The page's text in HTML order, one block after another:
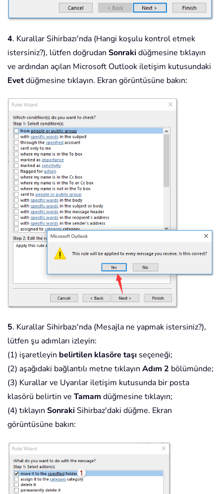
4. Kurallar Sihirbazı'nda (Hangi koşulu kontrol etmek
istersiniz?), lütfen doğrudan Sonraki düğmesine tıklayın
ve ardından açılan Microsoft Outlook iletişim kutusundaki
Evetdüğmesine tıklayın. Ekran görüntüsüne bakın:
5. Kurallar Sihirbazı'nda (Mesajla ne yapmak istersiniz?),
lütfen şu adımları izleyin:
(1) işaretleyin belirtilen klasöre taşı seçeneği;
(2) aşağıdaki bağlantılı metne tıklayın Adım 2 bölümünde;
(3) Kurallar ve Uyarılar iletişim kutusunda bir posta
klasörü belirtin ve Tamam düğmesine tıklayın;
(4) tıklayın Sonraki Sihirbaz'daki düğme. Ekran
görüntüsüne bakın: